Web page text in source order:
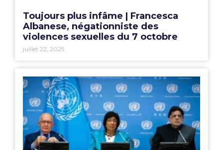
Toujours plus infâme | Francesca
Albanese, négationniste des
violences sexuelles du 7 octobre
juillet 22, 2025